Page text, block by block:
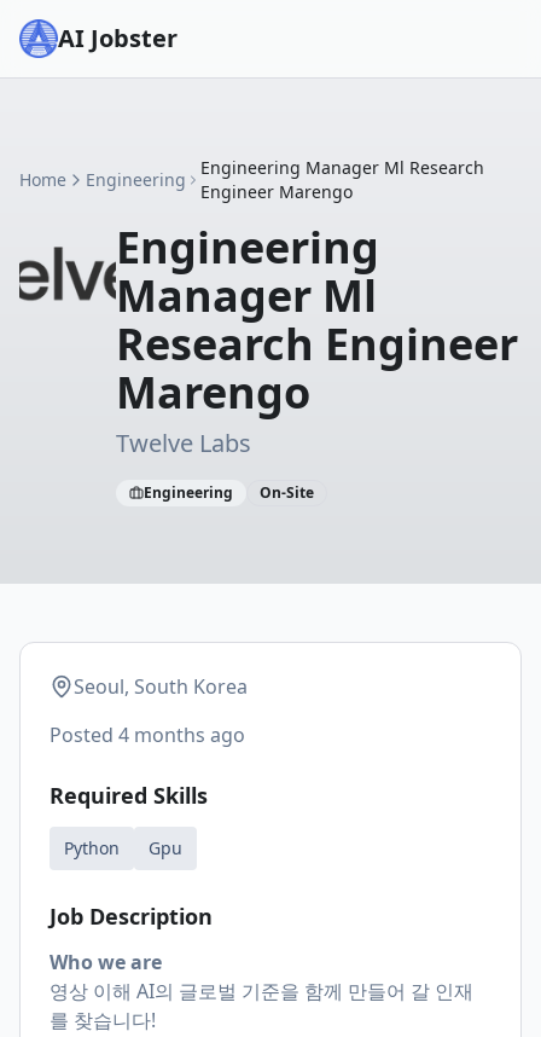
AI Jobster
Home Engineering
Engineering Manager Ml Research
Engineer Marengo
Engineering
Manager Ml
Research Engineer
Marengo
Twelve Labs
Engineering On-Site
Seoul, South Korea
Posted 4 months ago
Required Skills
Python Gpu
Job Description
Who we are
영상 이해 AI의 글로벌 기준을 함께 만들어 갈 인재
를 찾습니다!